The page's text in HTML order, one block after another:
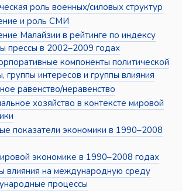
роль военных/силовых структур
и роль СМИ
Малайзии в рейтинге по индексу
прессы в 2002–2009 годах
компоненты политической
группы интересов и группы влияния
равенство/неравенство
хозяйство в контексте мировой
показатели экономики в 1990–2008
экономике в 1990–2008 годах
влияния на международную среду
процессы